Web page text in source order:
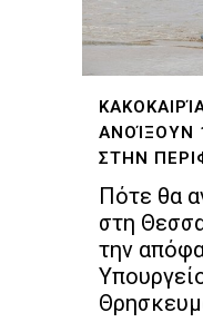
ΑΝΟΊΞΟΥΝ
ΣΤΗΝ
Πότε θα
στη
την